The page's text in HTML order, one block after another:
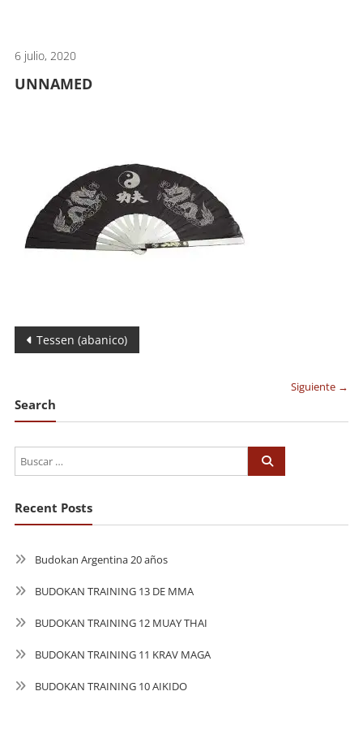
6 julio, 2020
UNNAMED
Navegación
entradas
Tessen (abanico)
Siguiente →
Search
Recent Posts
Budokan Argentina 20 años
BUDOKAN TRAINING 13 DE MMA
BUDOKAN TRAINING 12 MUAY THAI
BUDOKAN TRAINING 11 KRAV MAGA
BUDOKAN TRAINING 10 AIKIDO